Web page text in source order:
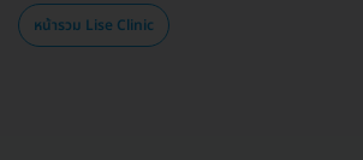
หน้ารวม Lise Clinic